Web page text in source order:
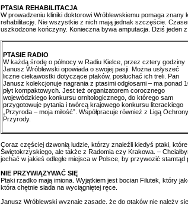
PTASIA REHABILITACJA
W prowadzeniu kliniki doktorowi Wróblewskiemu pomaga
rehabilitację. Nie wszystkie z nich mają jednak szczęście.
uszkodzone kończyny. Konieczna bywa amputacja. Dziś jeden
PTASIE RADIO
W każdą środę o północy w Radiu Kielce, przez cztery godziny
Janusz Wróblewski opowiada o swojej pasji. Można usłyszeć
liczne ciekawostki dotyczące ptaków, posłuchać ich treli. Pan
Janusz kolekcjonuje nagrania z ptasimi odgłosami – ma ponad
płyt kompaktowych. Jest też organizatorem corocznego
wojewódzkiego konkursu ornitologicznego, do którego sam
przygotowuje pytania i twórcą krajowego konkursu literackiego
„Przyroda – moja miłość”. Współpracuje również z Ligą Ochrony
Przyrody.
Coraz częściej dzwonią ludzie, którzy znaleźli kiedyś ptaki,
Świętokrzyskiego, ale także z Radomia czy Krakowa. –
jechać w jakieś odległe miejsca w Polsce, by przywozić stamtąd
NIE PRZYWIĄZYWAĆ SIĘ
Ptaki rzadko mają imiona. Wyjątkiem jest bocian Filutek, który
która chętnie siada na wyciągniętej ręce.
Janusz Wróblewski wyznaje zasadę, że do ptaków nie należy